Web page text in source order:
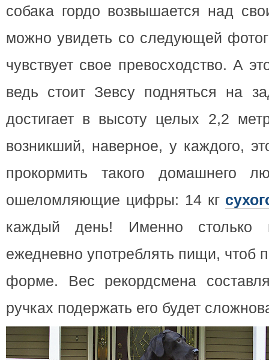
собака гордо возвышается над
можно увидеть со следующей
чувствует свое превосходство. А
ведь стоит Зевсу подняться на
достигает в высоту целых 2,2
возникший, наверное, у каждого,
прокормить такого домашнего
ошеломляющие цифры: 14 кг
каждый день! Именно столько
ежедневно употреблять пищи, чтоб
форме. Вес рекордсмена
ручках подержать его будет